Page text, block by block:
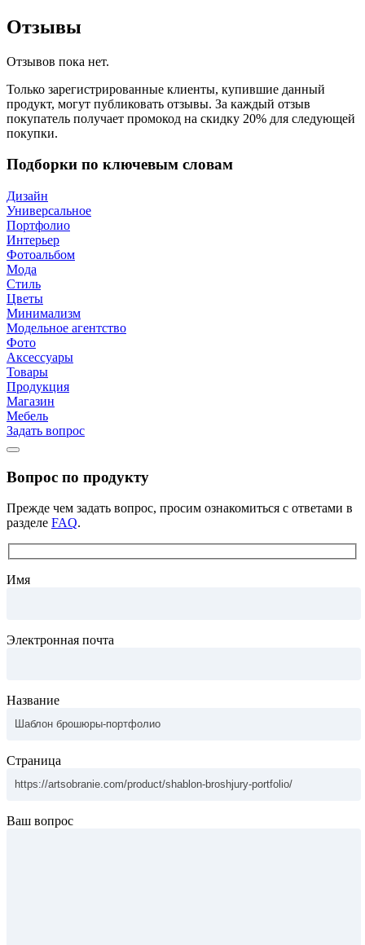
Отзывы
Отзывов пока нет.
Только зарегистрированные клиенты, купившие данный
продукт, могут публиковать отзывы. За каждый отзыв
покупатель получает промокод на скидку 20% для следующей
покупки.
Подборки по ключевым словам
Дизайн
Универсальное
Портфолио
Интерьер
Фотоальбом
Мода
Стиль
Цветы
Минимализм
Модельное агентство
Фото
Аксессуары
Товары
Продукция
Магазин
Мебель
Задать вопрос
Вопрос по продукту
Прежде чем задать вопрос, просим ознакомиться с ответами в
разделе FAQ.
Имя
Электронная почта
Название
Страница
Ваш вопрос